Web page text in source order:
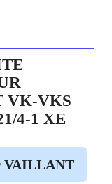
VK-VKS
4-1 XE